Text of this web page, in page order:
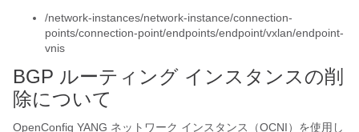
/network-instances/network-instance/connection-
points/connection-point/endpoints/endpoint/vxlan/endpoint-
vnis
BGP ルーティング インスタンスの削
除について
OpenConfig YANG ネットワーク インスタンス（OCNI）を使用し